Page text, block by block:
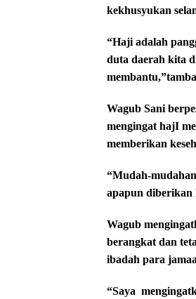
kekhusyukan
“Haji adalah
duta daerah kita
Wagub Sani
mengingat hajI
memberikan
“Mudah-
apapun diberikan
Wagub
berangkat dan
ibadah para
“Saya